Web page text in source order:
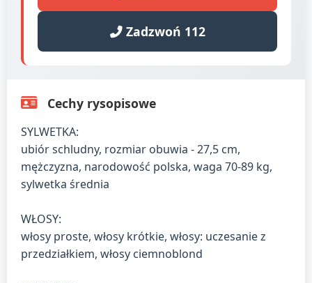
Zadzwoń 112
Cechy rysopisowe
SYLWETKA:
ubiór schludny, rozmiar obuwia - 27,5 cm,
mężczyzna, narodowość polska, waga 70-89 kg,
sylwetka średnia
WŁOSY:
włosy proste, włosy krótkie, włosy: uczesanie z
przedziałkiem, włosy ciemnoblond